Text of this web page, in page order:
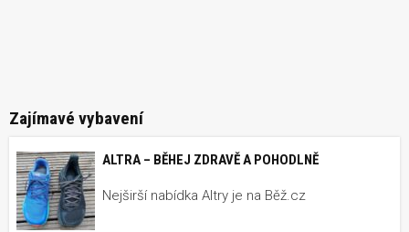
Zajímavé vybavení
ALTRA – BĚHEJ ZDRAVĚ A POHODLNĚ
Nejširší nabídka Altry je na Běž.cz